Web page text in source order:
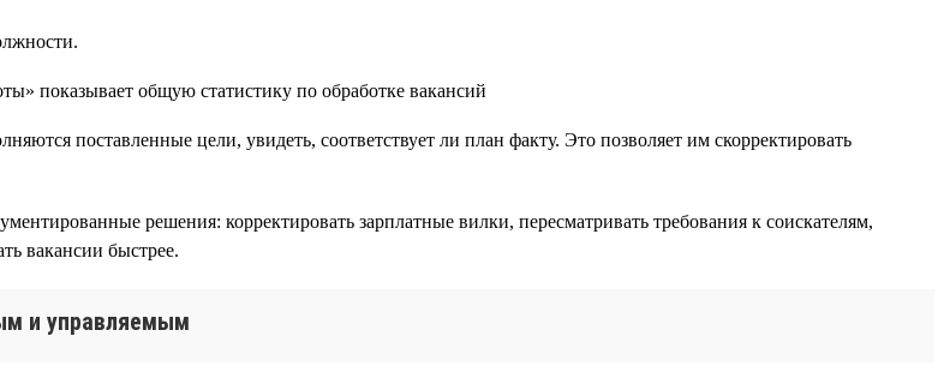
поставленные цели, увидеть, соответствует ли план факту. Это позволяет им скорректировать
решения: корректировать зарплатные вилки, пересматривать требования к соискателям,
вакансии быстрее.
и управляемым